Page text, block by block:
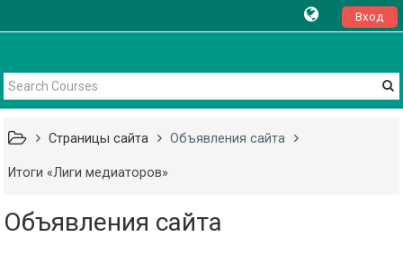
Вход
Страницы сайта Объявления сайта
Итоги «Лиги медиаторов»
Объявления сайта